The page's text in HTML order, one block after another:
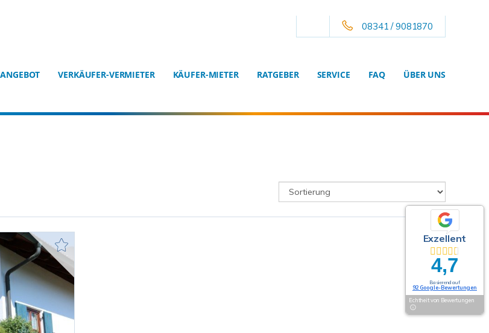
08341 / 9081870
ANGEBOT VERKÄUFER-VERMIETER KÄUFER-MIETER RATGEBER SERVICE FAQ ÜBER UNS
Exzellent
4,7
Basierend auf
92 Google-Bewertungen
Echtheit von Bewertungen